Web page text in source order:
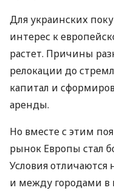
Для украинских
интерес к
растет. Причины
релокации до
капитал и
аренды.
Но вместе с этим
рынок Европы стал
Условия
и между городами в